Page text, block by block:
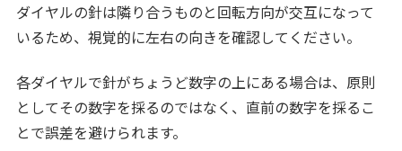
ダイヤルの針は隣り合うものと回転方向が交互になって
いるため、視覚的に左右の向きを確認してください。
各ダイヤルで針がちょうど数字の上にある場合は、原則
としてその数字を採るのではなく、直前の数字を採るこ
とで誤差を避けられます。